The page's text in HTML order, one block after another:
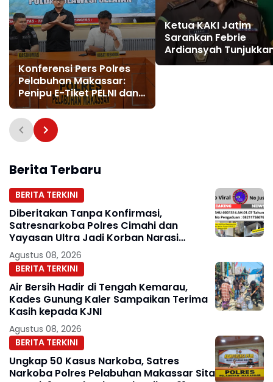
Konferensi Pers Polres
Pelabuhan Makassar:
Penipu E-Tiket PELNI dan
Calo Tiket Kapal Resmi
Ditangkap
Ketua KAKI Jatim
Sarankan Febrie
Ardiansyah
Sikap dan Hormati
Berita Terbaru
BERITA TERKINI
Diberitakan Tanpa Konfirmasi,
Satresnarkoba Polres Cimahi dan
Yayasan Ultra Jadi Korban Narasi
Sepihak
Agustus 08, 2026
BERITA TERKINI
Air Bersih Hadir di Tengah Kemarau,
Kades Gunung Kaler Sampaikan Terima
Kasih kepada KJNI
Agustus 08, 2026
BERITA TERKINI
Ungkap 50 Kasus Narkoba, Satres
Narkoba Polres Pelabuhan Makassar Sita